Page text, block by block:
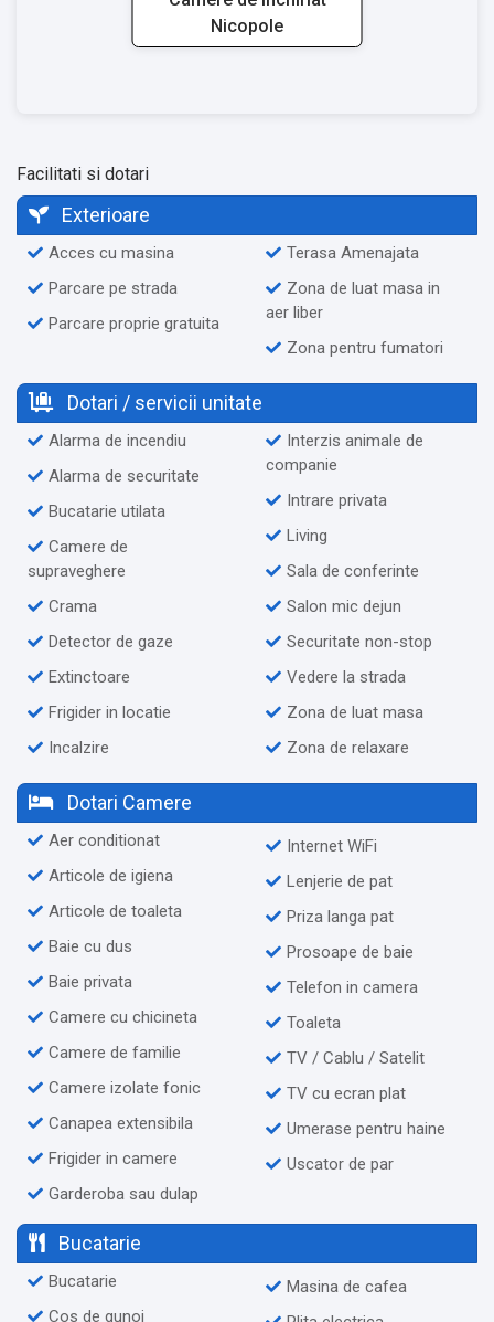
Nicopole
Facilitati si dotari
Exterioare
Acces cu masina
Parcare pe strada
Parcare proprie gratuita
Terasa Amenajata
Zona de luat masa in
aer liber
Zona pentru fumatori
Dotari / servicii unitate
Alarma de incendiu
Alarma de securitate
Bucatarie utilata
Camere de
supraveghere
Crama
Detector de gaze
Extinctoare
Frigider in locatie
Incalzire
Interzis animale de
companie
Intrare privata
Living
Sala de conferinte
Salon mic dejun
Securitate non-stop
Vedere la strada
Zona de luat masa
Zona de relaxare
Dotari Camere
Aer conditionat
Articole de igiena
Articole de toaleta
Baie cu dus
Baie privata
Camere cu chicineta
Camere de familie
Camere izolate fonic
Canapea extensibila
Frigider in camere
Garderoba sau dulap
Internet WiFi
Lenjerie de pat
Priza langa pat
Prosoape de baie
Telefon in camera
Toaleta
TV / Cablu / Satelit
TV cu ecran plat
Umerase pentru haine
Uscator de par
Bucatarie
Bucatarie
Cos de gunoi
Masina de cafea